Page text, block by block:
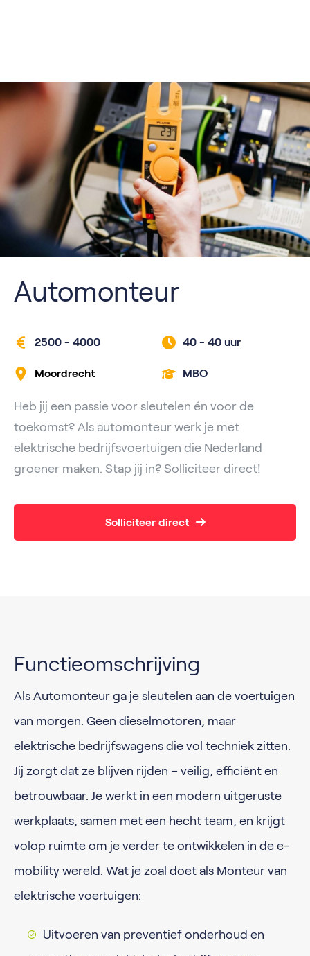
Automonteur
2500 - 4000 40 - 40 uur
Moordrecht MBO
Heb jij een passie voor sleutelen én voor de
toekomst? Als automonteur werk je met
elektrische bedrijfsvoertuigen die Nederland
groener maken. Stap jij in? Solliciteer direct!
Solliciteer direct
Functieomschrijving
Als Automonteur ga je sleutelen aan de voertuigen
van morgen. Geen dieselmotoren, maar
elektrische bedrijfswagens die vol techniek zitten.
Jij zorgt dat ze blijven rijden – veilig, efficiënt en
betrouwbaar. Je werkt in een modern uitgeruste
werkplaats, samen met een hecht team, en krijgt
volop ruimte om je verder te ontwikkelen in de e-
mobility wereld. Wat je zoal doet als Monteur van
elektrische voertuigen:
Uitvoeren van preventief onderhoud en